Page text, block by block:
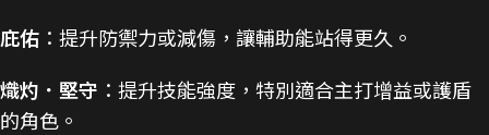
庇佑 ：提升防禦力或減傷，讓輔助能站得更久。
熾灼．堅守 ：提升技能強度，特別適合主打增益或護盾
的角色。